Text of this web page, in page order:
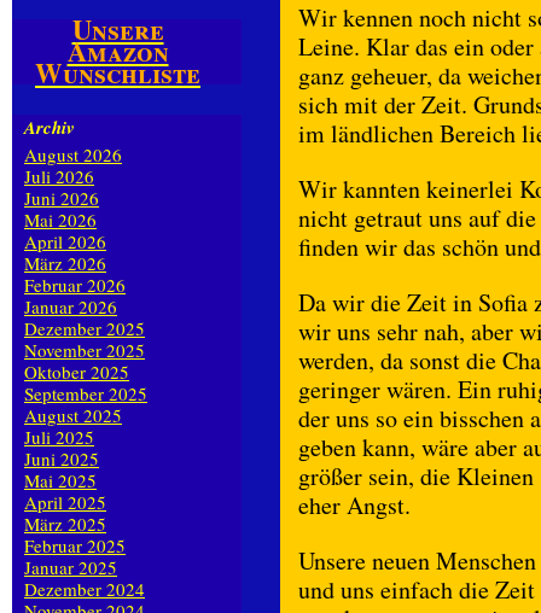
Wir kennen noch nicht
Leine. Klar das ein
ganz geheuer, da
sich mit der Zeit.
im ländlichen Bereich
Wir kannten keinerlei
nicht getraut uns auf
finden wir das schön
Da wir die Zeit in Sofia
wir uns sehr nah, aber
werden, da sonst die
geringer wären. Ein
der uns so ein bisschen
geben kann, wäre aber
größer sein, die
eher Angst.
Unsere neuen
und uns einfach die
Unsere
Amazon
Wunschliste
Archiv
August 2026
Juli 2026
Juni 2026
Mai 2026
April 2026
März 2026
Februar 2026
Januar 2026
Dezember 2025
November 2025
Oktober 2025
September 2025
August 2025
Juli 2025
Juni 2025
Mai 2025
April 2025
März 2025
Februar 2025
Januar 2025
Dezember 2024